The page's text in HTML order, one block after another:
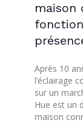
maison
Après 10
l’éclairage
sur un
Hue est un
maison